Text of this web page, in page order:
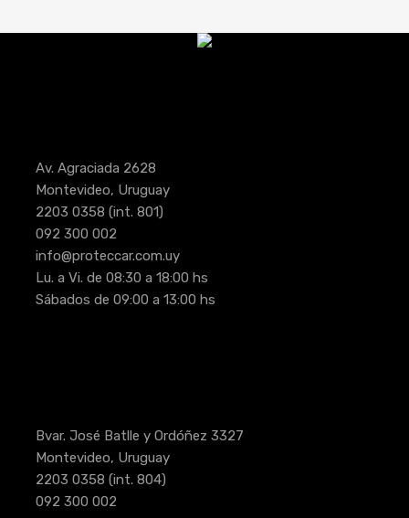
Av. Agraciada 2628
Montevideo, Uruguay
2203 0358 (int. 801)
092 300 002
info@proteccar.com.uy
Lu. a Vi. de 08:30 a 18:00 hs
Sábados de 09:00 a 13:00 hs
Bvar. José Batlle y Ordóñez 3327
Montevideo, Uruguay
2203 0358 (int. 804)
092 300 002